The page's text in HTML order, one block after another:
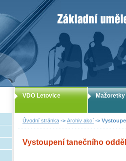
ZUŠ Letovice
Úvodní stránka -> Archiv akcí ->
Vystoupení tanečního
VDO Letovice Mažoretky